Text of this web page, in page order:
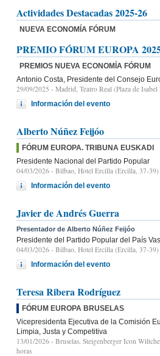
Actividades Destacadas 2025-26
NUEVA ECONOMÍA FÓRUM
PREMIO FÓRUM EUROPA
PREMIOS NUEVA ECONOMÍA FÓRUM
Antonio Costa, Presidente del Consejo
29/09/2025 - Madrid, Teatro Real (Plaza de
Información del evento
Alberto Núñez Feijóo
FÓRUM EUROPA. TRIBUNA EUSKADI
Presidente Nacional del Partido Popular
04/03/2026 - Bilbao, Hotel Ercilla (Ercilla, 37-39)
Información del evento
Javier de Andrés Guerra
Presentador de Alberto Núñez Feijóo
Presidente del Partido Popular del País
04/03/2026 - Bilbao, Hotel Ercilla (Ercilla, 37-39)
Información del evento
Teresa Ribera Rodríguez
FÓRUM EUROPA BRUSELAS
Vicepresidenta Ejecutiva de la Comisión
Limpia, Justa y Competitiva
13/01/2026 - Bruselas, Steigenberger Icon
horas